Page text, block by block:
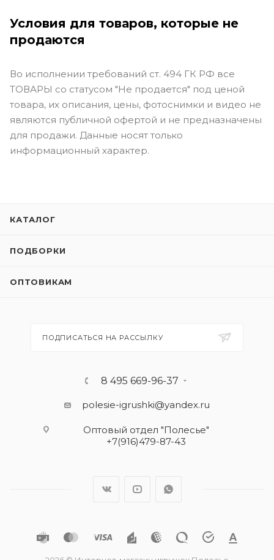
Условия для товаров, которые не
продаются
Во исполнении требований ст. 494 ГК РФ все
ТОВАРЫ со статусом "Не продается" под ценой
товара, их описания, цены, фотоснимки и видео не
являются публичной офертой и не предназначены
для продажи. Данные носят только
информационный характер.
КАТАЛОГ
ПОДБОРКИ
ОПТОВИКАМ
ПОДПИСАТЬСЯ НА РАССЫЛКУ
8 495 669-96-37
polesie-igrushki@yandex.ru
Оптовый отдел "Полесье"
+7(916)479-87-43